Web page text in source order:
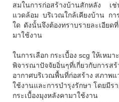
สมในการก่อสร้างบ้านสักหลัง
แวดล้อม บริเวณใกล้เคียงบ้าน กา
ใด ดังนั้นจึงต้องทราบรายละเอียด
มาใช้งาน
ในการเลือก กระเบื้อง scg ให้เหม
พิจารณาปัจจัยอิ่นๆที่เกี่ยวกับการส
อากาศบริเวณพื้นที่ก่อสร้าง สภาพ
ใช้งานและการบำรุงรักษา โดยมีร
กระเบื้องมุงหลังคามาใช้งาน